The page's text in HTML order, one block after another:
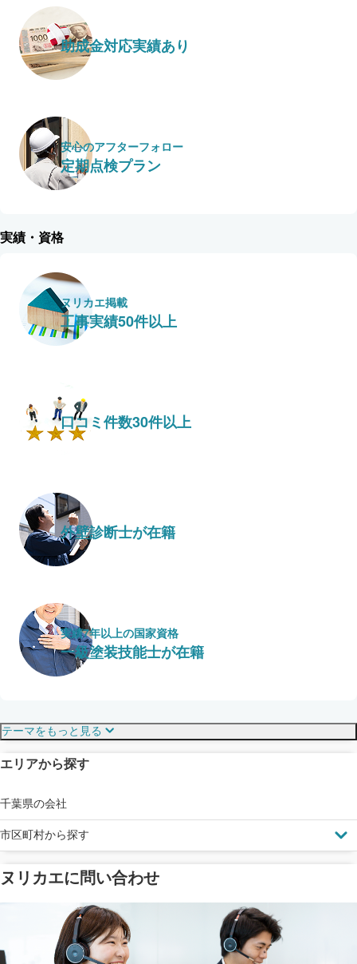
助成金対応実績あり
安心のアフターフォロー
定期点検プラン
実績・資格
ヌリカエ掲載
工事実績50件以上
口コミ件数30件以上
外壁診断士が在籍
実績7年以上の国家資格
一級塗装技能士が在籍
塗料の​品質を​保証
メーカー保証
見えにくい屋根も安心
ドローン診断
省エネ効果
断熱・遮熱塗料対応
テーマをもっと見る
エリアから探す
千葉県の会社
市区町村から探す
ヌリカエに問い合わせ